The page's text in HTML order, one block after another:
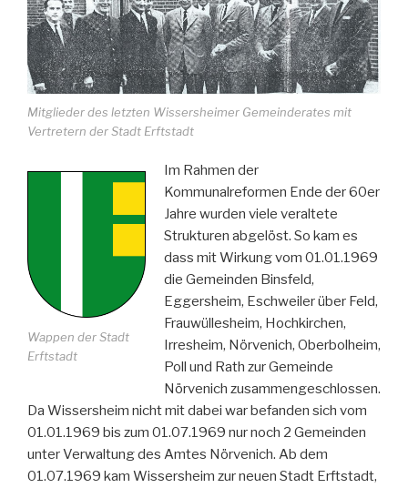
Mitglieder des letzten Wissersheimer Gemeinderates mit
Vertretern der Stadt Erftstadt
Wappen der Stadt
Erftstadt
Im Rahmen der
Kommunalreformen Ende der 60er
Jahre wurden viele veraltete
Strukturen abgelöst. So kam es
dass mit Wirkung vom 01.01.1969
die Gemeinden Binsfeld,
Eggersheim, Eschweiler über Feld,
Frauwüllesheim, Hochkirchen,
Irresheim, Nörvenich, Oberbolheim,
Poll und Rath zur Gemeinde
Nörvenich zusammengeschlossen.
Da Wissersheim nicht mit dabei war befanden sich vom
01.01.1969 bis zum 01.07.1969 nur noch 2 Gemeinden
unter Verwaltung des Amtes Nörvenich. Ab dem
01.07.1969 kam Wissersheim zur neuen Stadt Erftstadt,